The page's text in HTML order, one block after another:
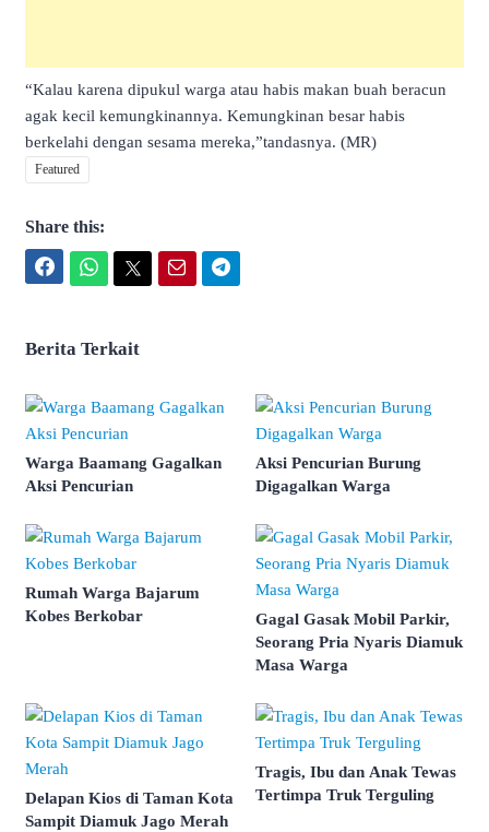
“Kalau karena dipukul warga atau habis makan buah beracun
agak kecil kemungkinannya. Kemungkinan besar habis
berkelahi dengan sesama mereka,”tandasnya. (MR)
Featured
Share this:
Berita Terkait
Warga Baamang Gagalkan
Aksi Pencurian
Aksi Pencurian Burung
Digagalkan Warga
Rumah Warga Bajarum
Kobes Berkobar
Gagal Gasak Mobil Parkir,
Seorang Pria Nyaris Diamuk
Masa Warga
Delapan Kios di Taman Kota
Sampit Diamuk Jago Merah
Tragis, Ibu dan Anak Tewas
Tertimpa Truk Terguling